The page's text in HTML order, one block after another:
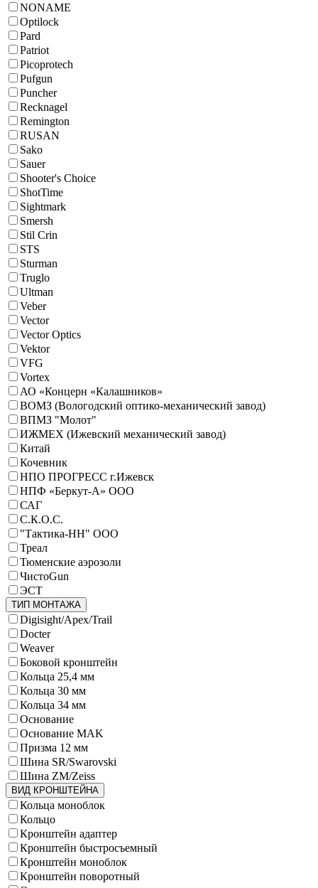
NONAME
Optilock
Pard
Patriot
Picoprotech
Pufgun
Puncher
Recknagel
Remington
RUSAN
Sako
Sauer
Shooter's Choice
ShotTime
Sightmark
Smersh
Stil Crin
STS
Sturman
Truglo
Ultman
Veber
Vector
Vector Optics
Vektor
VFG
Vortex
АО «Концерн «Калашников»
ВОМЗ (Вологодский оптико-механический завод)
ВПМЗ "Молот"
ИЖМЕХ (Ижевский механический завод)
Китай
Кочевник
НПО ПРОГРЕСС г.Ижевск
НПФ «Беркут-А» ООО
САГ
С.К.О.С.
"Тактика-НН" ООО
Треал
Тюменские аэрозоли
ЧистоGun
ЭСТ
ТИП МОНТАЖА
Digisight/Apex/Trail
Docter
Weaver
Боковой кронштейн
Кольца 25,4 мм
Кольца 30 мм
Кольца 34 мм
Основание
Основание MAK
Призма 12 мм
Шина SR/Swarovski
Шина ZM/Zeiss
ВИД КРОНШТЕЙНА
Кольца моноблок
Кольцо
Кронштейн адаптер
Кронштейн быстросъемный
Кронштейн моноблок
Кронштейн поворотный